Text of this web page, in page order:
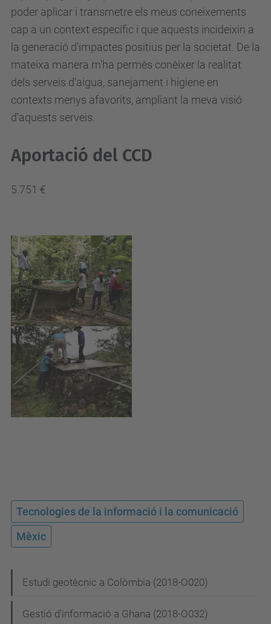
poder aplicar i transmetre els meus coneixements
cap a un context específic i que aquests incideixin a
la generació d'impactes positius per la societat. De la
mateixa manera m'ha permès conèixer la realitat
dels serveis d'aigua, sanejament i higiene en
contexts menys afavorits, ampliant la meva visió
d'aquests serveis.
Aportació del CCD
5.751 €
Tecnologies de la informació i la comunicació
Mèxic
a
Estudi geotècnic a Colòmbia (2018-O020)
Gestió d'informació a Ghana (2018-O032)